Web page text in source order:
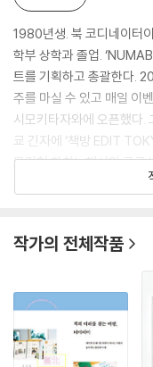
1980년생. 북 코디네이터
학부 상학과 졸업.
트를 기획하고 총괄한다.
주를 마실 수 있고 매일 이
시모키타자와에 오픈했다.
쿄 긴자에 ‘책방 EDIT
모리현 하치노헤시의 공공
북 센터’ 등 전국에 다양한
다. 넓은 의미에서의 ‘책’
<앞으로의 책방 강좌>를
는 주식회사 밸류북스의 사
(하루), 《책의 미래를 만드
판), 공저로 《책의 미래를
작가의 전체작품